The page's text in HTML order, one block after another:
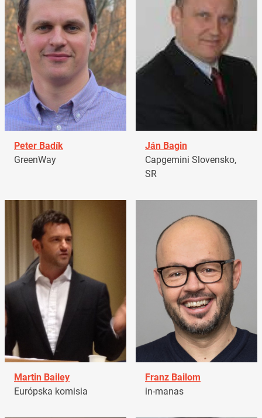
Peter Badík
GreenWay
Ján Bagin
Capgemini Slovensko,
SR
Martin Bailey
Európska komisia
Franz Bailom
in-manas